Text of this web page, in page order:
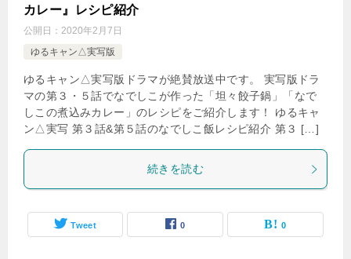
カレー』レシピ紹介
公開日： 2020年2月7日
ゆるキャン△実写版
ゆるキャン△実写版ドラマが絶賛放送中です。 実写版ドラ
マの第３・５話でなでしこが作った「坦々餃子鍋」「なで
しこの煮込みカレー」のレシピをご紹介します！ ゆるキャ
ン△実写 第３話&第５話のなでしこ飯レシピ紹介 第３ […]
続きを読む
Tweet 0 0